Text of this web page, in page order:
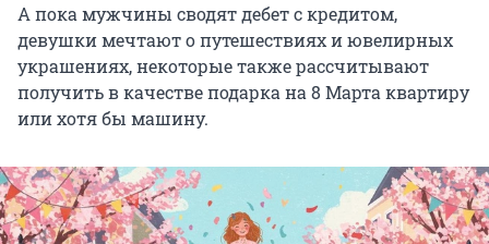
А пока мужчины сводят дебет с кредитом,
девушки мечтают о путешествиях и ювелирных
украшениях, некоторые также рассчитывают
получить в качестве подарка на 8 Марта квартиру
или хотя бы машину.